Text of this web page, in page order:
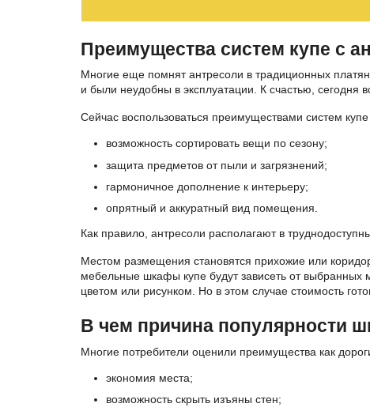
Преимущества систем купе с
Многие еще помнят антресоли в традиционных
и были неудобны в эксплуатации. К счастью,
Сейчас воспользоваться преимуществами систем
возможность сортировать вещи по сезону;
защита предметов от пыли и загрязнений;
гармоничное дополнение к интерьеру;
опрятный и аккуратный вид помещения.
Как правило, антресоли располагают в
Местом размещения становятся прихожие или
мебельные шкафы купе будут зависеть от выбранных
цветом или рисунком. Но в этом случае стоимость
В чем причина популярности
Многие потребители оценили преимущества как
экономия места;
возможность скрыть изъяны стен;